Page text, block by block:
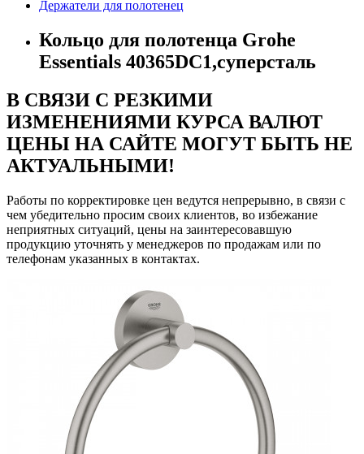
Держатели для полотенец
Кольцо для полотенца Grohe
Essentials 40365DC1,суперсталь
В СВЯЗИ С РЕЗКИМИ
ИЗМЕНЕНИЯМИ КУРСА ВАЛЮТ
ЦЕНЫ НА САЙТЕ МОГУТ БЫТЬ НЕ
АКТУАЛЬНЫМИ!
Работы по корректировке цен ведутся непрерывно, в связи с
чем убедительно просим своих клиентов, во избежание
неприятных ситуаций, цены на заинтересовавшую
продукцию уточнять у менеджеров по продажам или по
телефонам указанных в контактах.